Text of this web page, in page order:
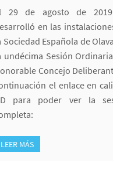
29 de agosto de
en las
Sociedad Española de
undécima Sesión
Concejo
el enlace en
para poder ver la
LEER MÁS